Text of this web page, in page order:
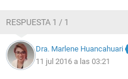
RESPUESTA 1 / 1
Dra. Marlene Huancahuari
11 jul 2016 a las 03:21